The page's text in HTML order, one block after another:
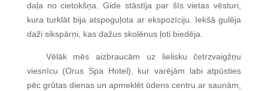
daļa no cietokšņa. Gide stāstīja par šīs vietas vēsturi,
kura turklāt bija atspoguļota ar ekspozīciju. Iekšā gulēja
daži sikspārņi, kas dažus skolēnus ļoti biedēja.
Vēlāk mēs aizbraucām uz lielisku četrzvaigžņu
viesnīcu (Orus Spa Hotel), kur varējām labi atpūsties
pēc grūtas dienas un apmeklēt ūdens centru ar saunām,